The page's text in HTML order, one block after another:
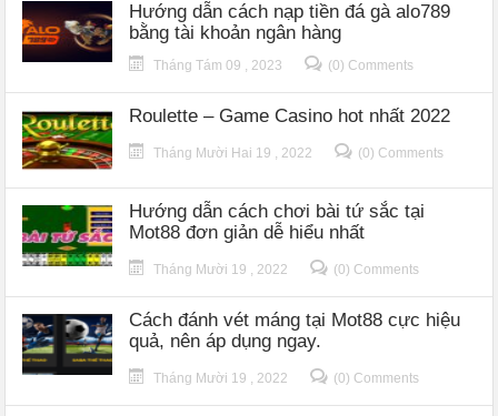
Hướng dẫn cách nạp tiền đá gà alo789
bằng tài khoản ngân hàng
Tháng Tám 09 , 2023 (0) Comments
Roulette – Game Casino hot nhất 2022
Tháng Mười Hai 19 , 2022 (0) Comments
Hướng dẫn cách chơi bài tứ sắc tại
Mot88 đơn giản dễ hiểu nhất
Tháng Mười 19 , 2022 (0) Comments
Cách đánh vét máng tại Mot88 cực hiệu
quả, nên áp dụng ngay.
Tháng Mười 19 , 2022 (0) Comments